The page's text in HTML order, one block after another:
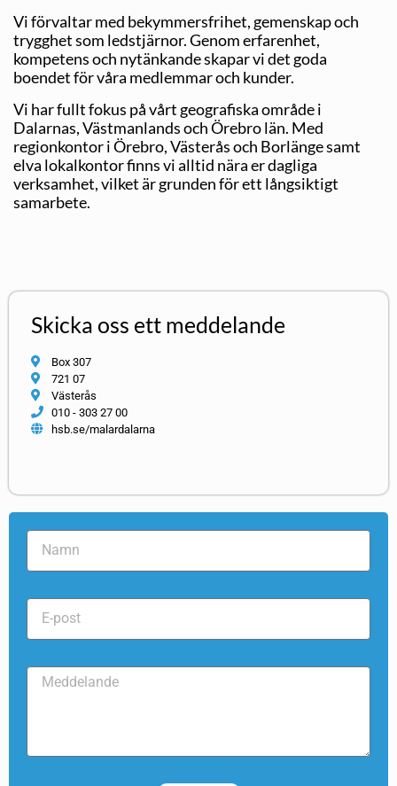
Vi förvaltar med bekymmersfrihet, gemenskap och
trygghet som ledstjärnor. Genom erfarenhet,
kompetens och nytänkande skapar vi det goda
boendet för våra medlemmar och kunder.
Vi har fullt fokus på vårt geografiska område i
Dalarnas, Västmanlands och Örebro län. Med
regionkontor i Örebro, Västerås och Borlänge samt
elva lokalkontor finns vi alltid nära er dagliga
verksamhet, vilket är grunden för ett långsiktigt
samarbete.
Skicka oss ett meddelande
Box 307
721 07
Västerås
010 - 303 27 00
hsb.se/malardalarna